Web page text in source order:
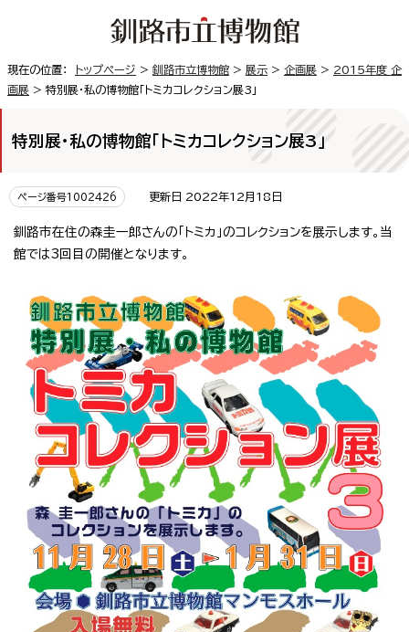
現在の位置： トップページ > 釧路市立博物館 > 展示 > 企画展 > 2015年度 企
画展 > 特別展・私の博物館「トミカコレクション展3」
特別展・私の博物館「トミカコレクション展3」
ページ番号1002426 更新日 2022年12月18日
釧路市在住の森圭一郎さんの「トミカ」のコレクションを展示します。当
館では3回目の開催となります。